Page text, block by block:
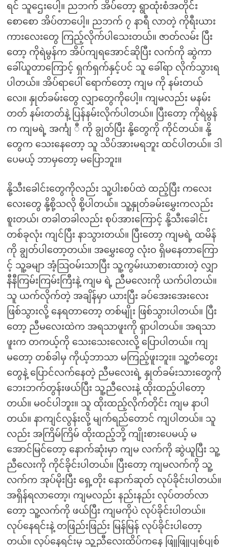
ရင် သူဌေးပေါ့။ ညဘက် အိပ်တော့ ရွာထုံးစံအတိုင်း
စောစော အိပ်တာပေါ့။ ညဘက် ၇ နာရီ လာတဲ့ ကိုရီးယား
ကားလေးတွေ ကြည့်လိုက်ပါသေးတယ်။ ဇာတ်လမ်း ပြီး
တော့ ကိုရဲမွန်က အိပ်ကျရအောင်ဆိုပြီး လက်ကို ဆွဲကာ
ခေါ်ယူတာကြောင့် ရှက်ရှက်နှင့်ပင် သူ ခေါ်ရာ လိုက်သွားရ
ပါတယ်။ အိပ်ရာပေါ် ရောက်တော့ ကျမ ကို နမ်းတယ်
လေ။ နှုတ်ခမ်းတွေ လျှာတွေကိုပေါ့။ ကျမလည်း မနမ်း
တတ် နမ်းတတ်နဲ့ ပြန်နမ်းလိုက်ပါတယ်။ ပြီးတော့ ကိုရဲမွန်
က ကျမရဲ့ အင်္ကျ ီ ကို ချွတ်ပြီး နို့တွေကို ကိုင်တယ်။ နို့
တွေက သေးနေတော့ သူ သိပ်အားမရဘူး ထင်ပါတယ်။ ဒါ
ပေမယ့် ဘာမှတော့ မပြောဘူး။
နို့သီးခေါင်းတွေကိုလည်း သူ့ပါးစပ်ထဲ ထည့်ပြီး ကလေး
လေးတွေ နို့စို့သလို စို့ပါတယ်။ သူ့နှုတ်ခမ်းမွှေးကလည်း
စူးတယ်၊ တခါတခါလည်း စုပ်အားကြောင့် နို့သီးခေါင်း
တစ်ခုလုံး ကျင်ပြီး နာသွားတယ်။ ပြီးတော့ ကျမရဲ့ ထမိန်
ကို ချွတ်ပါတော့တယ်။ အမွှေးတွေ လုံးဝ ရှိမနေတာကြော
င့် သူ့ခမျာ အံ့သြဝမ်းသာပြီး သူ့ကွမ်းယာစားထားတဲ့ လျှာ
နီနီကြမ်းကြမ်းကြီးနဲ့ ကျမ ရဲ့ ညီမလေးကို ယက်ပါတယ်။
သူ ယက်လိုက်တဲ့ အချိန်မှာ ယားပြီး ခပ်အေးအေးလေး
ဖြစ်သွားလို့ နေရတာတော့ တစ်မျိုး ဖြစ်သွားပါတယ်။ ပြီး
တော့ ညီမလေးထဲက အရသာဖူးကို ရှာပါတယ်။ အရသာ
ဖူးက တကယ့်ကို သေးသေးလေးလို့ ပြောပါတယ်။ ကျ
မတော့ တစ်ခါမှ ကိုယ့်ဘာသာ မကြည့်ဖူးဘူး။ သူ့တံတွေး
တွေနဲ့ ပြောင်လက်နေတဲ့ ညီမလေးရဲ့ နှုတ်ခမ်းသားတွေကို
ဘေးဘက်တွန်းဖယ်ပြီး သူ့ညီလေးနဲ့ ထိုးထည့်ပါတော့
တယ်။ မဝင်ပါဘူး။ သူ ထိုးထည့်လိုက်တိုင်း ကျမ နာပါ
တယ်။ နာကျင်လွန်းလို့ မျက်ရည်တောင် ကျပါတယ်။ သူ
လည်း အကြိမ်ကြိမ် ထိုးထည့်ဘို့ ကျိုးစားပေမယ့် မ
အောင်မြင်တော့ နောက်ဆုံးမှာ ကျမ လက်ကို ဆွဲယူပြီး သူ့
ညီလေးကို ကိုင်ခိုင်းပါတယ်။ ပြီးတော့ ကျမလက်ကို သူ့
လက်က အုပ်မိုးပြီး ရှေ့တိုး နောက်ဆုတ် လုပ်ခိုင်းပါတယ်။
အရှိန်ရလာတော့၊ ကျမလည်း နည်းနည်း လုပ်တတ်လာ
တော့ သူ့လက်ကို ဖယ်ပြီး ကျမကိုပဲ လုပ်ခိုင်းပါတယ်။
လုပ်နေရင်းနဲ့ တဖြည်းဖြည်း မြန်မြန် လုပ်ခိုင်းပါတော့
တယ်။ လုပ်နေရင်းမှ သူ့ညီလေးထိပ်ကနေ ဖြူဖြူပျစ်ပျစ်